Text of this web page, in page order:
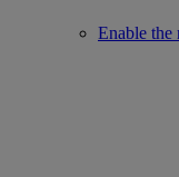
Enable